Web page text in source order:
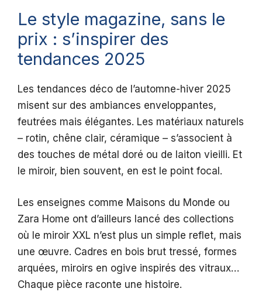
Le style magazine, sans le
prix : s’inspirer des
tendances 2025
Les tendances déco de l’automne-hiver 2025
misent sur des ambiances enveloppantes,
feutrées mais élégantes. Les matériaux naturels
– rotin, chêne clair, céramique – s’associent à
des touches de métal doré ou de laiton vieilli. Et
le miroir, bien souvent, en est le point focal.
Les enseignes comme Maisons du Monde ou
Zara Home ont d’ailleurs lancé des collections
où le miroir XXL n’est plus un simple reflet, mais
une œuvre. Cadres en bois brut tressé, formes
arquées, miroirs en ogive inspirés des vitraux…
Chaque pièce raconte une histoire.